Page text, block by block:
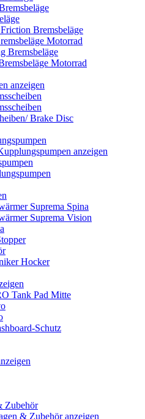
Bremsbeläge
Motorrad
Bremsbeläge
Motorrad
anzeigen
Brake Disc
anzeigen
Suprema Spina
Suprema Vision
Hocker
Tank Pad Mitte
Schutz
Zubehör
& Zubehör anzeigen